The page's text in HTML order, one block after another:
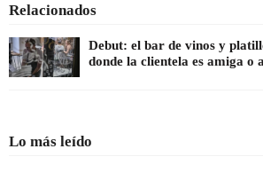
Relacionados
Debut: el bar de vinos y
donde la clientela es amiga o
Lo más leído